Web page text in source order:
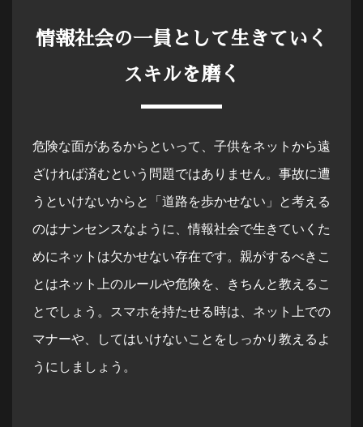
情報社会の一員として生きていく
スキルを磨く
危険な面があるからといって、子供をネットから遠
ざければ済むという問題ではありません。事故に遭
うといけないからと「道路を歩かせない」と考える
のはナンセンスなように、情報社会で生きていくた
めにネットは欠かせない存在です。親がするべきこ
とはネット上のルールや危険を、きちんと教えるこ
とでしょう。スマホを持たせる時は、ネット上での
マナーや、してはいけないことをしっかり教えるよ
うにしましょう。